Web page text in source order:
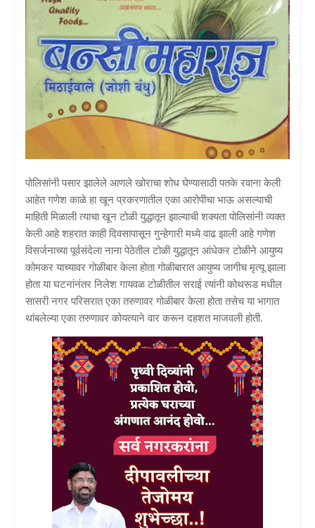
पोलिसांनी पसार झालेले आणले खोराचा शोध घेण्यासाठी पतके रवाना केली
आहेत गणेश काळे हा खून प्रकरणातील एका आरोपीचा भाऊ असल्याची
माहिती मिळाली त्याचा खून टोळी युद्धातून झाल्याची शक्यता पोलिसांनी व्यक्त
केली आहे शहरात काही दिवसापासून गुन्हेगारी मध्ये वाढ झाली आहे गणेश
विसर्जनाच्या पूर्वसंदेला नाना पेठेतील टोळी युद्धातून आंधेकर टोळीने आयुष्य
कोमकर याच्यावर गोळीबार केला होता गोळीबारात आयुष्य जागीच मृत्यू झाला
होता या घटनांनंतर निलेश गायवळ टोळीतील सराई त्यांनी कोथरूड मधील
सासरी नगर परिसरात एका तरुणावर गोळीबार केला होता तसेच या भागात
थांबलेल्या एका तरुणावर कोयत्याने वार करून दहशत माजवली होती.